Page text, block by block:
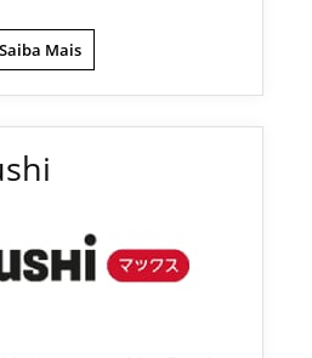
Saiba Mais